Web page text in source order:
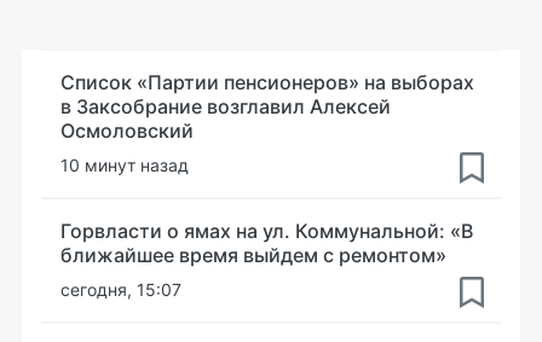
Список «Партии пенсионеров» на выборах
в Заксобрание возглавил Алексей
Осмоловский
10 минут назад
Горвласти о ямах на ул. Коммунальной: «В
ближайшее время выйдем с ремонтом»
сегодня, 15:07